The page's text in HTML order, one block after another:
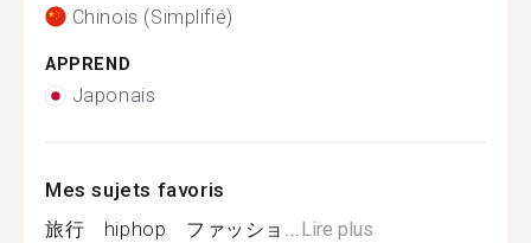
Chinois (Simplifié)
APPREND
Japonais
Mes sujets favoris
旅行 hiphop ファッショ...Lire plus